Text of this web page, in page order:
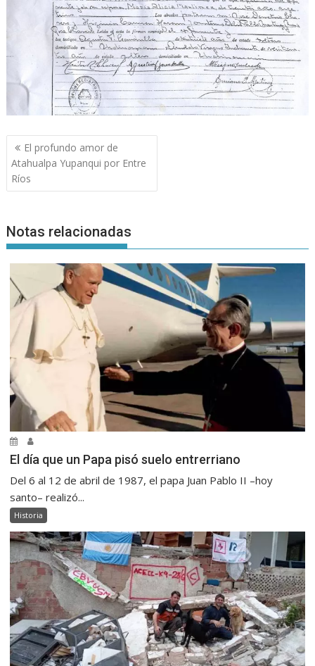
Navegación
de
entradas
El profundo amor de
Atahualpa Yupanqui por Entre
Ríos
Notas relacionadas
El día que un Papa pisó suelo entrerriano
Del 6 al 12 de abril de 1987, el papa Juan Pablo II –hoy
santo– realizó...
Historia